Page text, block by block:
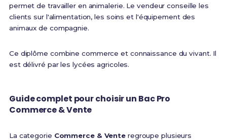
permet de travailler en animalerie. Le vendeur conseille les
clients sur l'alimentation, les soins et l'équipement des
animaux de compagnie.
Ce diplôme combine commerce et connaissance du vivant. Il
est délivré par les lycées agricoles.
Guide complet pour choisir un Bac Pro
Commerce & Vente
La categorie Commerce & Vente regroupe plusieurs